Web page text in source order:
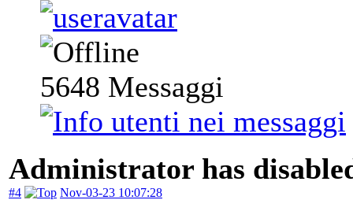
5648 Messaggi
Administrator has
#4 Nov-03-23 10:07:28